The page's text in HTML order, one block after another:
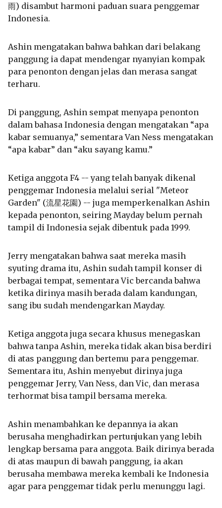
雨) disambut harmoni paduan suara penggemar
Indonesia.
Ashin mengatakan bahwa bahkan dari belakang
panggung ia dapat mendengar nyanyian kompak
para penonton dengan jelas dan merasa sangat
terharu.
Di panggung, Ashin sempat menyapa penonton
dalam bahasa Indonesia dengan mengatakan “apa
kabar semuanya,” sementara Van Ness mengatakan
“apa kabar” dan “aku sayang kamu.”
Ketiga anggota F4 -- yang telah banyak dikenal
penggemar Indonesia melalui serial "Meteor
Garden" (流星花園) -- juga memperkenalkan Ashin
kepada penonton, seiring Mayday belum pernah
tampil di Indonesia sejak dibentuk pada 1999.
Jerry mengatakan bahwa saat mereka masih
syuting drama itu, Ashin sudah tampil konser di
berbagai tempat, sementara Vic bercanda bahwa
ketika dirinya masih berada dalam kandungan,
sang ibu sudah mendengarkan Mayday.
Ketiga anggota juga secara khusus menegaskan
bahwa tanpa Ashin, mereka tidak akan bisa berdiri
di atas panggung dan bertemu para penggemar.
Sementara itu, Ashin menyebut dirinya juga
penggemar Jerry, Van Ness, dan Vic, dan merasa
terhormat bisa tampil bersama mereka.
Ashin menambahkan ke depannya ia akan
berusaha menghadirkan pertunjukan yang lebih
lengkap bersama para anggota. Baik dirinya berada
di atas maupun di bawah panggung, ia akan
berusaha membawa mereka kembali ke Indonesia
agar para penggemar tidak perlu menunggu lagi.